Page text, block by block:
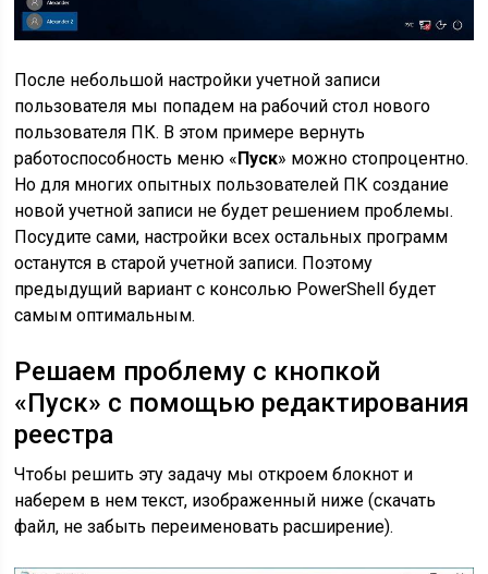
После небольшой настройки учетной записи
пользователя мы попадем на рабочий стол нового
пользователя ПК. В этом примере вернуть
работоспособность меню « Пуск» можно стопроцентно.
Но для многих опытных пользователей ПК создание
новой учетной записи не будет решением проблемы.
Посудите сами, настройки всех остальных программ
останутся в старой учетной записи. Поэтому
предыдущий вариант с консолью PowerShell будет
самым оптимальным.
Решаем проблему с кнопкой
«Пуск» с помощью редактирования
реестра
Чтобы решить эту задачу мы откроем блокнот и
наберем в нем текст, изображенный ниже (скачать
файл, не забыть переименовать расширение).